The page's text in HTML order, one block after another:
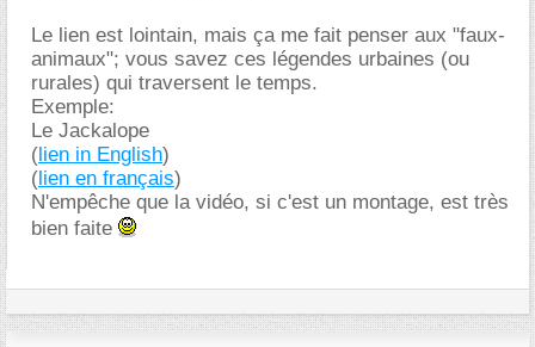
Le lien est lointain, mais ça me fait penser aux "faux-
animaux"; vous savez ces légendes urbaines (ou
rurales) qui traversent le temps.
Exemple:
Le Jackalope
(lien in English)
(lien en français)
N'empêche que la vidéo, si c'est un montage, est très
bien faite